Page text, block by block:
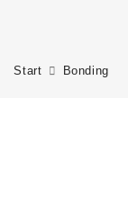
Start Bonding